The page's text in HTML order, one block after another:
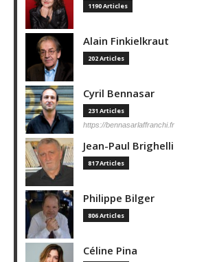
1190 Articles
Alain Finkielkraut
202 Articles
Cyril Bennasar
231 Articles
https://bennasarlaffranchi.fr
Jean-Paul Brighelli
817 Articles
Philippe Bilger
806 Articles
Céline Pina